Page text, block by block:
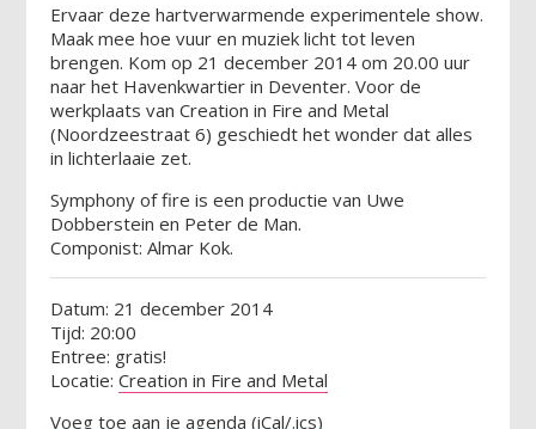
Ervaar deze hartverwarmende experimentele show.
Maak mee hoe vuur en muziek licht tot leven
brengen. Kom op 21 december 2014 om 20.00 uur
naar het Havenkwartier in Deventer. Voor de
werkplaats van Creation in Fire and Metal
(Noordzeestraat 6) geschiedt het wonder dat alles
in lichterlaaie zet.
Symphony of fire is een productie van Uwe
Dobberstein en Peter de Man.
Componist: Almar Kok.
Datum: 21 december 2014
Tijd: 20:00
Entree: gratis!
Locatie:Creation in Fire and Metal
Voeg toe aan je agenda (iCal/.ics)